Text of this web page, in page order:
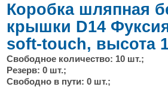
Коробка шляпная
крышки D14
soft-touch, высота
Свободное количество: 10 шт.;
Резерв: 0 шт.;
Свободно в пути: 0 шт.;